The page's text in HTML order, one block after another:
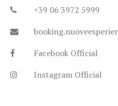
+39 06 3972 5999
Facebook Official
Instagram Official